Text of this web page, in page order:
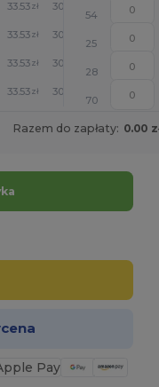
33.53zł 30.90
54
33.53zł 30.90
25
33.53zł 30.90
28
33.53zł 30.90
70
Razem do zapłaty: 0.00